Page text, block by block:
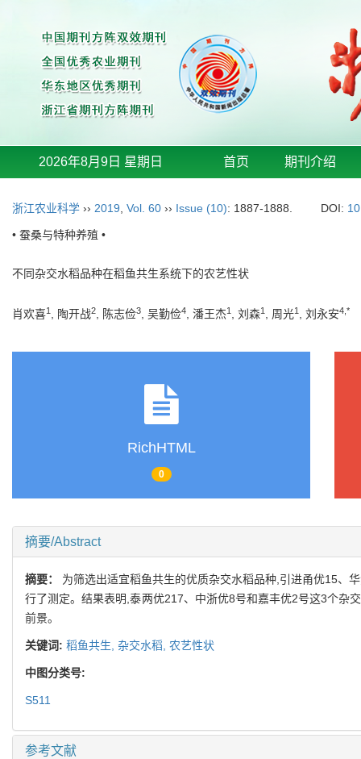
2026年8月9日 星期日 首页 期刊介绍
浙江农业科学 ›› 2019 Vol. 60 ›› Issue (10): 1887-1888. DOI:
• 蚕桑与特种养殖 •
不同杂交水稻品种在稻鱼共生系统下的农艺性状
肖欢喜1 , 陶开战2, 陈志俭3, 吴勤俭4, 潘王杰1 , 刘森1 , 周光1 , 刘永安4,*
RichHTML
0
摘要/Abstract
摘要： 为筛选出适宜稻鱼共生的优质杂交水稻品种,引进甬优15、
行了测定。结果表明,泰两优217、中浙优8号和嘉丰优2号这3个杂
前景。
关键词: 稻鱼共生, 杂交水稻, 农艺性状
中图分类号:
S511
参考文献